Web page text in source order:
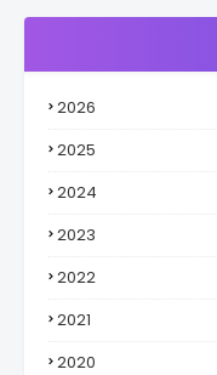
2026
2025
2024
2023
2022
2021
2020